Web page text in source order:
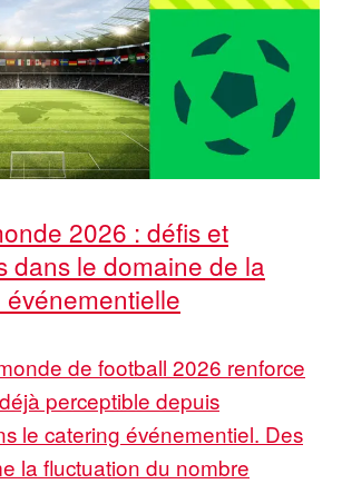
2026 : défis et
dans le domaine de la
de football 2026 renforce
perceptible depuis
le catering événementiel. Des
la fluctuation du nombre